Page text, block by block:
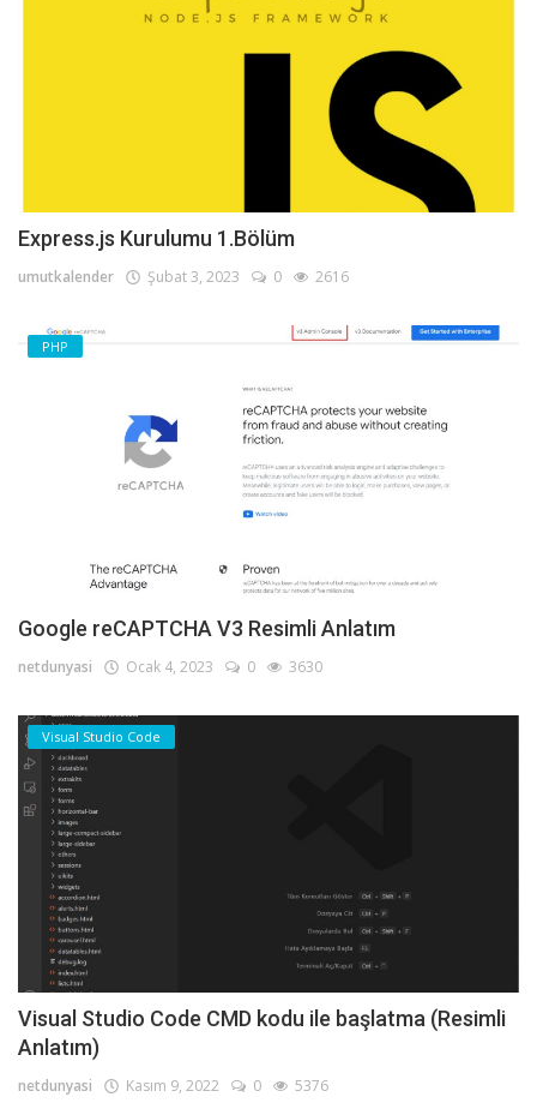
Express.js Kurulumu 1.Bölüm
umutkalender Şubat 3, 2023 0 2616
PHP
Google reCAPTCHA V3 Resimli Anlatım
netdunyasi Ocak 4, 2023 0 3630
Visual Studio Code
Visual Studio Code CMD kodu ile başlatma (Resimli
Anlatım)
netdunyasi Kasım 9, 2022 0 5376